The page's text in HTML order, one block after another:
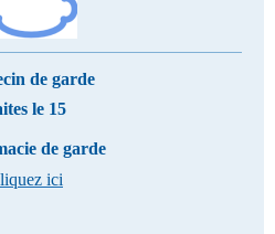
de garde
le 15
de garde
ici